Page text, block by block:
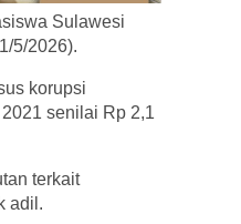
Sulawesi
5/2026).
korupsi
senilai Rp 2,1
terkait
adil.